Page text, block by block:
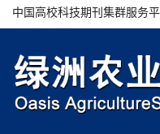
中国高校科技期刊集群服务